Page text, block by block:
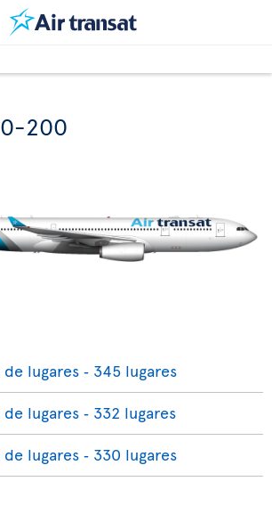
200
lugares ‐ 345 lugares
lugares ‐ 332 lugares
lugares ‐ 330 lugares